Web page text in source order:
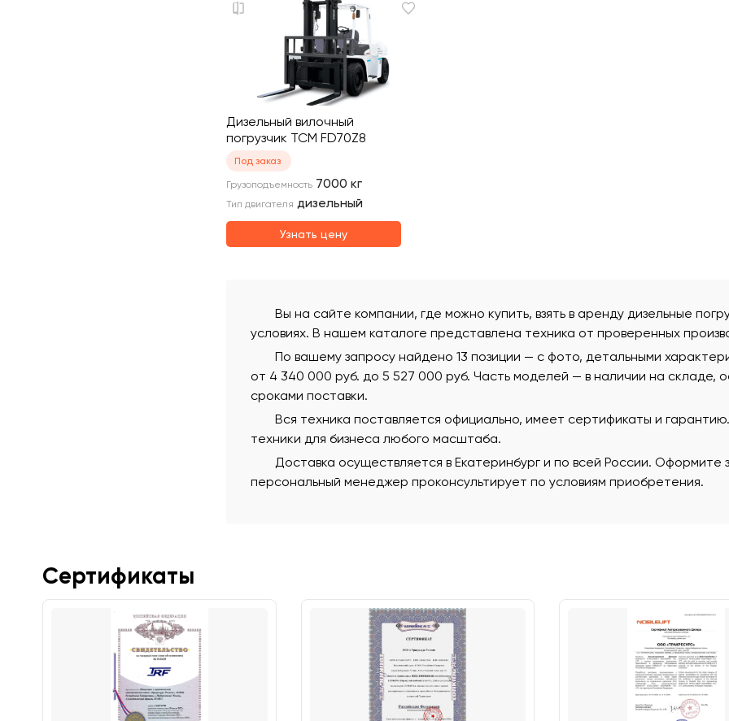
Дизельный вилочный
погрузчик TCM FD70Z8
Под заказ
Грузоподъемность 7000 кг
Тип двигателя дизельный
Узнать цену
Вы на сайте компании, где можно купить, взять в аренду дизельные
условиях. В нашем каталоге представлена техника от проверенных
По вашему запросу найдено 13 позиции — с фото, детальными
от 4 340 000 руб. до 5 527 000 руб. Часть моделей — в наличии на складе,
сроками поставки.
Вся техника поставляется официально, имеет сертификаты и
техники для бизнеса любого масштаба.
Доставка осуществляется в Екатеринбург и по всей России. Оформите
персональный менеджер проконсультирует по условиям приобретения.
Сертификаты